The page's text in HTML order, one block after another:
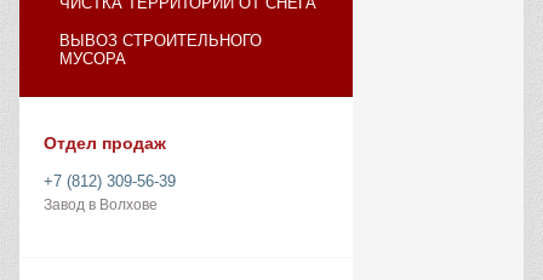
ВЫВОЗ СТРОИТЕЛЬНОГО
МУСОРА
Отдел продаж
+7 (812) 309-56-39
Завод в Волхове